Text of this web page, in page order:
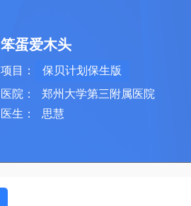
笨蛋爱木头
项目：
保贝计划保生版
医院：
郑州大学第三附属医院
医生：
思慧